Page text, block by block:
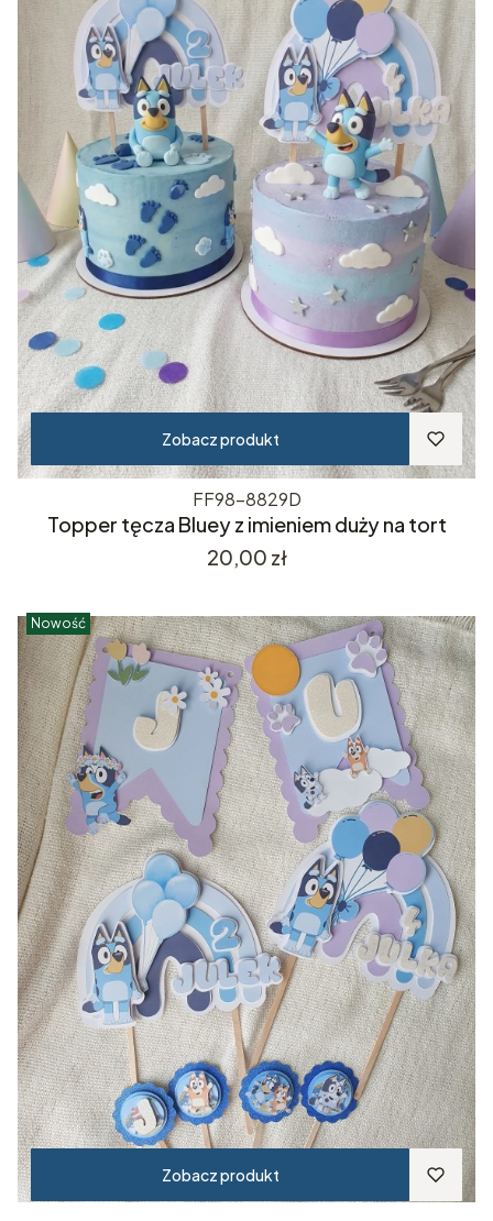
Zobacz produkt
FF98-8829D
Topper tęcza Bluey z imieniem duży na tort
Cena
20,00 zł
Nowość
Zobacz produkt